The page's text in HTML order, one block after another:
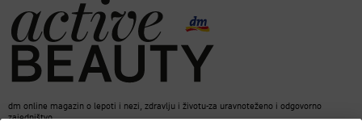
dm online magazin o lepoti i nezi, zdravlju i životu-za uravnoteženo i odgovorno
zajedništvo.